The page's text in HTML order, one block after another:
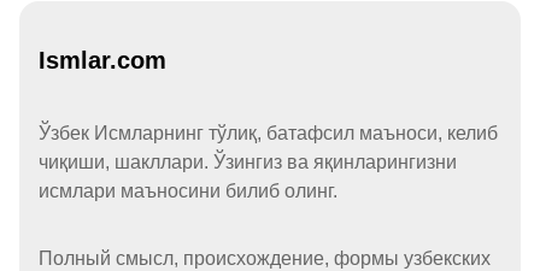
Ismlar.com
Ўзбек Исмларнинг тўлиқ, батафсил маъноси, келиб
чиқиши, шакллари. Ўзингиз ва яқинларингизни
исмлари маъносини билиб олинг.
Полный смысл, происхождение, формы узбекских